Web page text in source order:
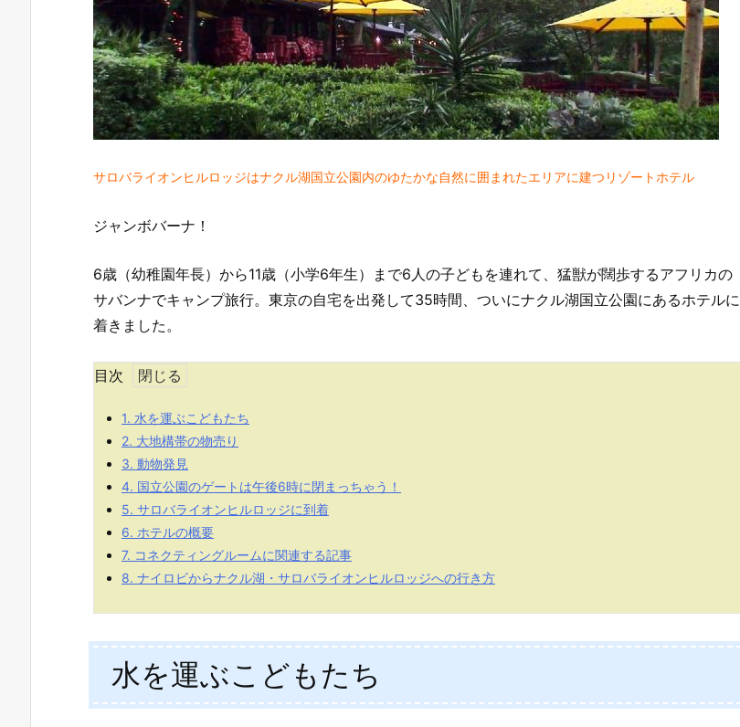
サロバライオンヒルロッジはナクル湖国立公園内のゆたかな自然に囲まれたエリアに建つリゾートホテル
ジャンボバーナ！
6歳（幼稚園年長）から11歳（小学6年生）まで6人の子どもを連れて、猛獣が闊歩するアフリカの
サバンナでキャンプ旅行。東京の自宅を出発して35時間、ついにナクル湖国立公園にあるホテルに
着きました。
目次
1. 水を運ぶこどもたち
2. 大地構帯の物売り
3. 動物発見
4. 国立公園のゲートは午後6時に閉まっちゃう！
5. サロバライオンヒルロッジに到着
6. ホテルの概要
7. コネクティングルームに関連する記事
8. ナイロビからナクル湖・サロバライオンヒルロッジへの行き方
水を運ぶこどもたち